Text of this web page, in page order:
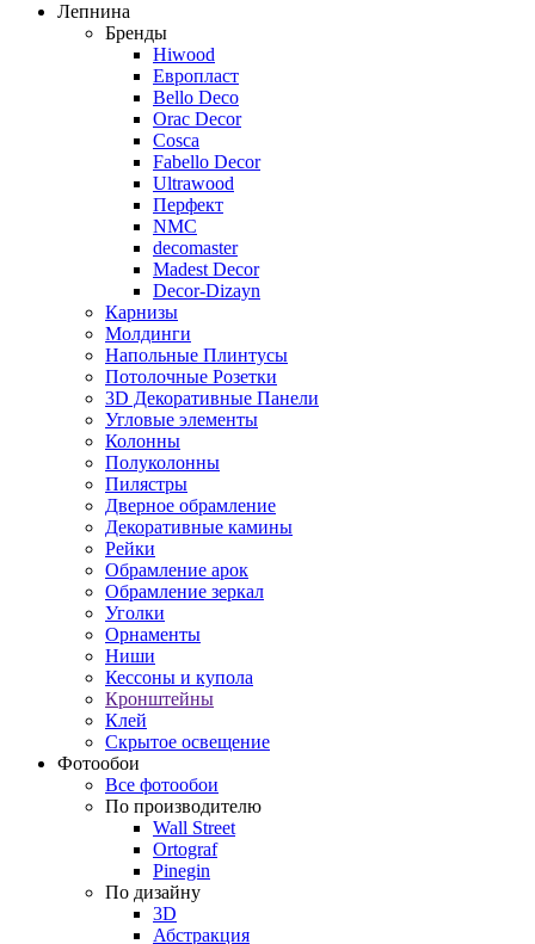
Лепнина
Бренды
Hiwood
Европласт
Bello Deco
Orac Decor
Cosca
Fabello Decor
Ultrawood
Перфект
NMC
decomaster
Madest Decor
Decor-Dizayn
Карнизы
Молдинги
Напольные Плинтусы
Потолочные Розетки
3D Декоративные Панели
Угловые элементы
Колонны
Полуколонны
Пилястры
Дверное обрамление
Декоративные камины
Рейки
Обрамление арок
Обрамление зеркал
Уголки
Орнаменты
Ниши
Кессоны и купола
Кронштейны
Клей
Скрытое освещение
Фотообои
Все фотообои
По производителю
Wall Street
Ortograf
Pinegin
По дизайну
3D
Абстракция